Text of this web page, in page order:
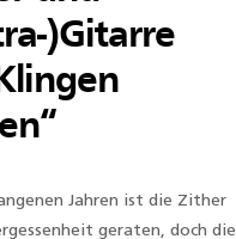
)Gitarre
Jahren ist die Zither
geraten, doch die